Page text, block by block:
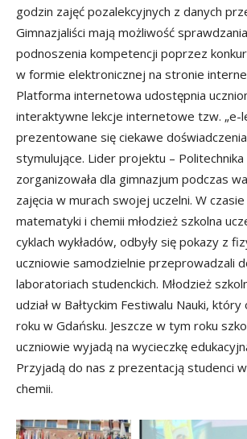
godzin zajęć pozalekcyjnych z danych
Gimnazjaliści mają możliwość
podnoszenia kompetencji poprzez
w formie elektronicznej na stronie
Platforma internetowa udostępnia
interaktywne lekcje internetowe tzw. „e-
prezentowane się ciekawe
stymulujące. Lider projektu – Politechnika
zorganizowała dla gimnazjum podczas
zajęcia w murach swojej uczelni. W
matematyki i chemii młodzież szkolna
cyklach wykładów, odbyły się pokazy z
uczniowie samodzielnie przeprowadzali
laboratoriach studenckich. Młodzież
udział w Bałtyckim Festiwalu Nauki,
roku w Gdańsku. Jeszcze w tym roku
uczniowie wyjadą na wycieczkę
Przyjadą do nas z prezentacją studenci
chemii.